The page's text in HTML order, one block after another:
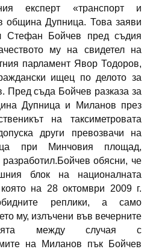
експерт «транспорт и
община Дупница. Това заяви
Стефан Бойчев пред съдия
му на свидетел на
парламент Явор Тодоров,
ищец по делото за
Пред съда Бойчев разказа за
Дупница и Миланов през
на таксиметровата
други превозвачи на
при Минчовия площад,
обясни, че
блок на националната
на 28 октомври 2009 г.
реплики, а само
му, излъчени във вечерните
между случая с
на Миланов пък Бойчев